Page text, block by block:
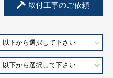
取付工事のご依頼
以下から選択して下さい
以下から選択して下さい